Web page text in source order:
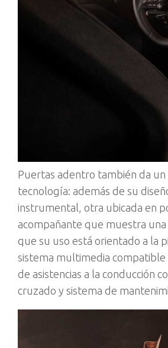
Puertas adentro también da
tecnología: además de su
instrumental, otra ubicada en
acompañante que muestra
que su uso está orientado a la
sistema multimedia
de asistencias a la conducción
cruzado y sistema de